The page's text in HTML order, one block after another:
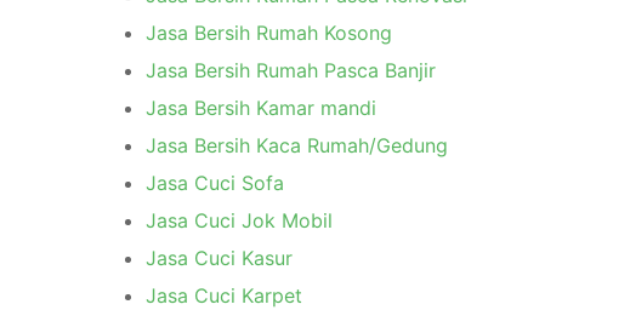
Jasa Bersih Rumah Kosong
Jasa Bersih Rumah Pasca Banjir
Jasa Bersih Kamar mandi
Jasa Bersih Kaca Rumah/Gedung
Jasa Cuci Sofa
Jasa Cuci Jok Mobil
Jasa Cuci Kasur
Jasa Cuci Karpet